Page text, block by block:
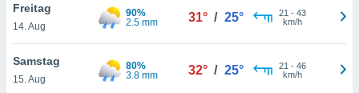
Freitag
14. Aug
90%
2.5 mm
31° / 25° 21 - 43
km/h
Samstag
15. Aug
80%
3.8 mm
32° / 25° 21 - 46
km/h